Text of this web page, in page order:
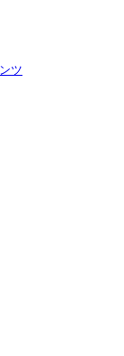
ツ